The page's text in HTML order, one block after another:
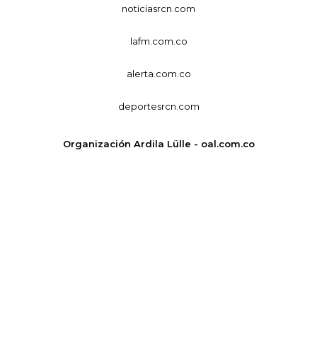
noticiasrcn.com
lafm.com.co
alerta.com.co
deportesrcn.com
Organización Ardila Lülle - oal.com.co